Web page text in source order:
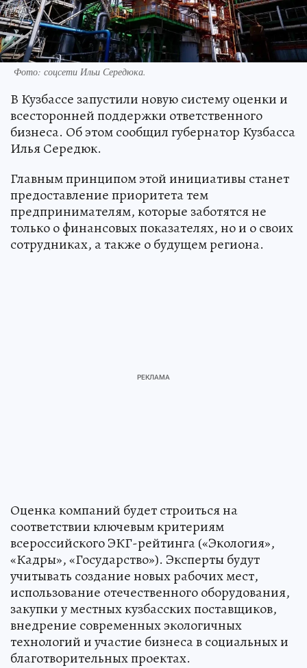
Фото: соцсети Ильи Середюка.
В Кузбассе запустили новую систему оценки и
всесторонней поддержки ответственного
бизнеса. Об этом сообщил губернатор Кузбасса
Илья Середюк.
Главным принципом этой инициативы станет
предоставление приоритета тем
предпринимателям, которые заботятся не
только о финансовых показателях, но и о своих
сотрудниках, а также о будущем региона.
Оценка компаний будет строиться на
соответствии ключевым критериям
всероссийского ЭКГ-рейтинга («Экология»,
«Кадры», «Государство»). Эксперты будут
учитывать создание новых рабочих мест,
использование отечественного оборудования,
закупки у местных кузбасских поставщиков,
внедрение современных экологичных
технологий и участие бизнеса в социальных и
благотворительных проектах.